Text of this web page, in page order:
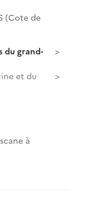
(Cote de
du grand-
et du
à